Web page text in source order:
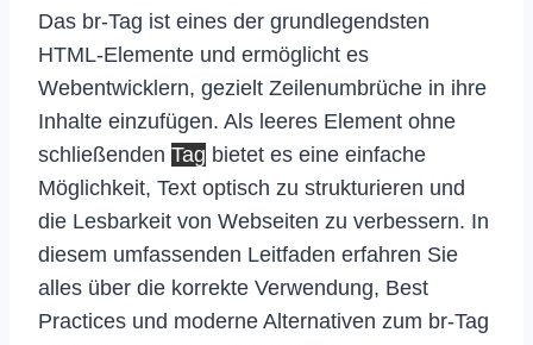
Das br-Tag ist eines der grundlegendsten
HTML-Elemente und ermöglicht es
Webentwicklern, gezielt Zeilenumbrüche in ihre
Inhalte einzufügen. Als leeres Element ohne
schließenden Tag bietet es eine einfache
Möglichkeit, Text optisch zu strukturieren und
die Lesbarkeit von Webseiten zu verbessern. In
diesem umfassenden Leitfaden erfahren Sie
alles über die korrekte Verwendung, Best
Practices und moderne Alternativen zum br-Tag